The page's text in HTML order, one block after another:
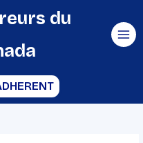
du